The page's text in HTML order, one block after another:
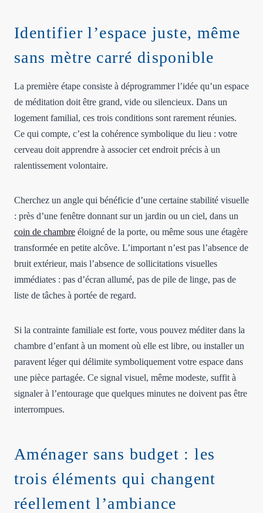
Identifier l’espace juste, même
sans mètre carré disponible
La première étape consiste à déprogrammer l’idée qu’un espace
de méditation doit être grand, vide ou silencieux. Dans un
logement familial, ces trois conditions sont rarement réunies.
Ce qui compte, c’est la cohérence symbolique du lieu : votre
cerveau doit apprendre à associer cet endroit précis à un
ralentissement volontaire.
Cherchez un angle qui bénéficie d’une certaine stabilité visuelle
: près d’une fenêtre donnant sur un jardin ou un ciel, dans un
coin de chambre éloigné de la porte, ou même sous une étagère
transformée en petite alcôve. L’important n’est pas l’absence de
bruit extérieur, mais l’absence de sollicitations visuelles
immédiates : pas d’écran allumé, pas de pile de linge, pas de
liste de tâches à portée de regard.
Si la contrainte familiale est forte, vous pouvez méditer dans la
chambre d’enfant à un moment où elle est libre, ou installer un
paravent léger qui délimite symboliquement votre espace dans
une pièce partagée. Ce signal visuel, même modeste, suffit à
signaler à l’entourage que quelques minutes ne doivent pas être
interrompues.
Aménager sans budget : les
trois éléments qui changent
réellement l’ambiance